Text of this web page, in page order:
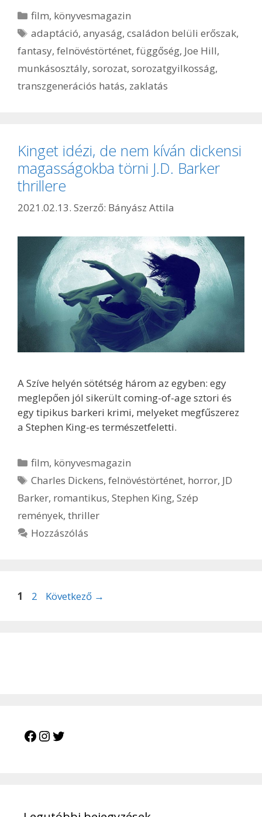
Kategória
film, könyvesmagazin
Címkék
adaptáció,anyaság,családon belüli erőszak,
fantasy, felnövéstörténet, függőség, Joe Hill,
munkásosztály, sorozat, sorozatgyilkosság,
transzgenerációs hatás, zaklatás
Kinget idézi, de nem kíván dickensi
magasságokba törni J.D. Barker
thrillere
2021.02.13. Szerző: Bányász Attila
A Szíve helyén sötétség három az egyben: egy
meglepően jól sikerült coming-of-age sztori és
egy tipikus barkeri krimi, melyeket megfűszerez
a Stephen King-es természetfeletti.
Kategória
film, könyvesmagazin
Címkék
Charles Dickens,felnövéstörténet, horror, JD
Barker, romantikus, Stephen King, Szép
remények, thriller
Hozzászólás
Oldal
1 Oldal
2 Következő →
Facebook
Instagram